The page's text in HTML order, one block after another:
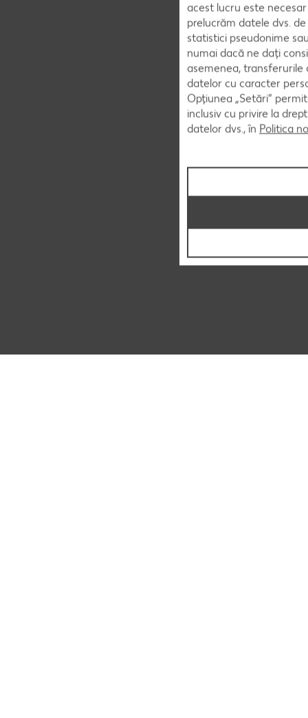
acest lucru este
prelucrăm datele dvs.
statistici pseudonime
numai dacă ne dați
asemenea,
datelor cu caracter
Opțiunea „Setări”
inclusiv cu privire la
datelor dvs., în Politica